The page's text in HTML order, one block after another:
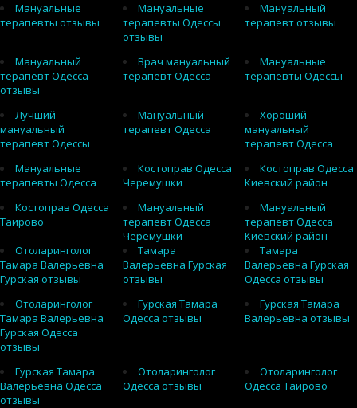
Мануальные
терапевты отзывы
Мануальные
терапевты Одессы
отзывы
Мануальный
терапевт отзывы
Мануальный
терапевт Одесса
отзывы
Врач мануальный
терапевт Одесса
Мануальные
терапевты Одессы
Лучший
мануальный
терапевт Одессы
Мануальный
терапевт Одесса
Хороший
мануальный
терапевт Одесса
Мануальные
терапевты Одесса
Костоправ Одесса
Черемушки
Костоправ Одесса
Киевский район
Костоправ Одесса
Таирово
Мануальный
терапевт Одесса
Черемушки
Мануальный
терапевт Одесса
Киевский район
Отоларинголог
Тамара Валерьевна
Гурская отзывы
Тамара
Валерьевна Гурская
отзывы
Тамара
Валерьевна Гурская
Одесса отзывы
Отоларинголог
Тамара Валерьевна
Гурская Одесса
отзывы
Гурская Тамара
Одесса отзывы
Гурская Тамара
Валерьевна отзывы
Гурская Тамара
Валерьевна Одесса
отзывы
Отоларинголог
Одесса отзывы
Отоларинголог
Одесса Таирово